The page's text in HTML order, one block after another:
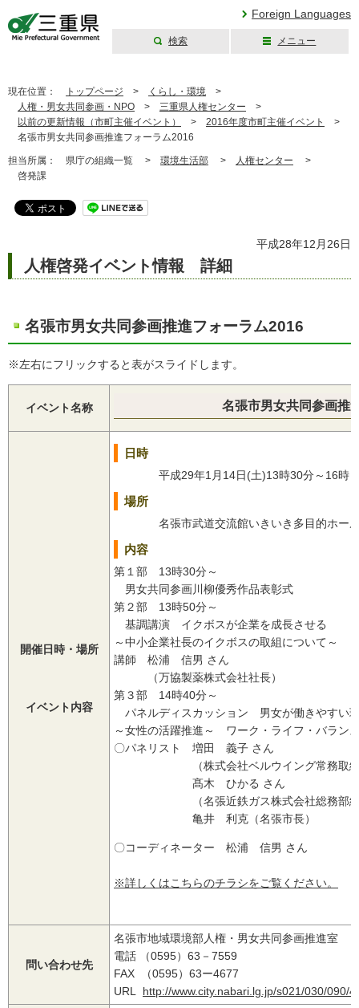
Foreign Languages
検索 メニュー
現在位置： トップページ > くらし・環境 >
人権・男女共同参画・NPO > 三重県人権センター >
以前の更新情報（市町主催イベント）
> 2016年度市町主催イベント
>
名張市男女共同参画推進フォーラム2016
担当所属： 県庁の組織一覧 > 環境生活部 > 人権センター >
啓発課
平成28年12月26日
人権啓発イベント情報 詳細
名張市男女共同参画推進フォーラム2016
※左右にフリックすると表がスライドします。
イベント名称 名張市男女共同参画推
開催日時・場所
イベント内容
日時
平成29年1月14日(土)13時30分～16時
場所
名張市武道交流館いきいき多目的ホー
内容
第１部 13時30分～
男女共同参画川柳優秀作品表彰式
第２部 13時50分～
基調講演 イクボスが企業を成長させる
～中小企業社長のイクボスの取組について～
講師 松浦 信男 さん
（万協製薬株式会社社長）
第３部 14時40分～
パネルディスカッション 男女が働きやすい
～女性の活躍推進～ ワーク・ライフ・バラン
〇パネリスト 増田 義子 さん
（株式会社ベルウイング常務取締
髙木 ひかる さん
（名張近鉄ガス株式会社総務部総務
亀井 利克（名張市長）
〇コーディネーター 松浦 信男 さん
※詳しくはこちらのチラシをご覧ください。
問い合わせ先
名張市地域環境部人権・男女共同参画推進室
電話 （0595）63－7559
FAX （0595）63ー4677
URL http://www.city.nabari.lg.jp/s021/030/090/